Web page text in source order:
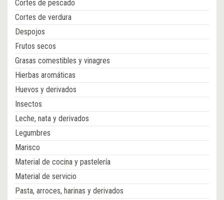
Cortes de pescado
Cortes de verdura
Despojos
Frutos secos
Grasas comestibles y vinagres
Hierbas aromáticas
Huevos y derivados
Insectos
Leche, nata y derivados
Legumbres
Marisco
Material de cocina y pastelería
Material de servicio
Pasta, arroces, harinas y derivados